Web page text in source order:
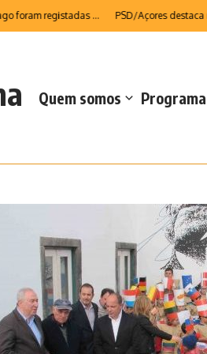
registadas ... PSD/Açores destaca
Quem somos